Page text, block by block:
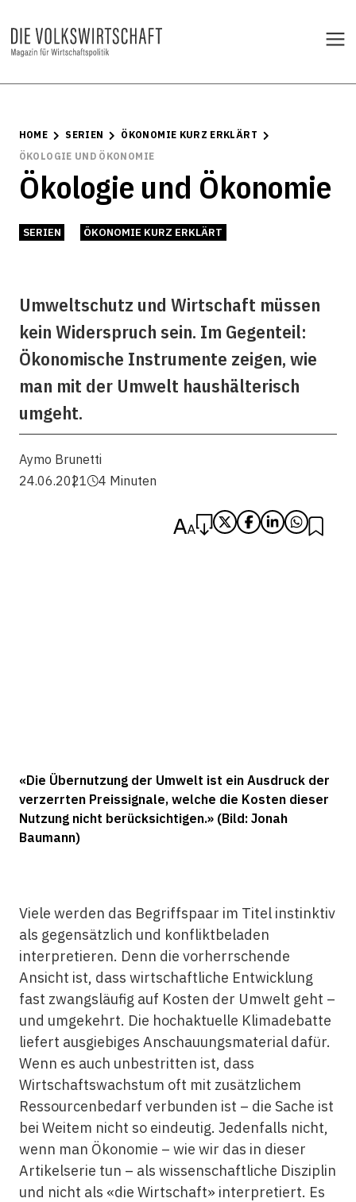
HOME SERIEN
ÖKONOMIE KURZ ERKLÄRT
ÖKOLOGIE UND ÖKONOMIE
Ökologie und Ökonomie
SERIEN ÖKONOMIE KURZ ERKLÄRT
Umweltschutz und Wirtschaft müssen
kein Widerspruch sein. Im Gegenteil:
Ökonomische Instrumente zeigen, wie
man mit der Umwelt haushälterisch
umgeht.
Aymo Brunetti
24.06.2021
4 Minuten
«Die Übernutzung der Umwelt ist ein Ausdruck der
verzerrten Preissignale, welche die Kosten dieser
Nutzung nicht berücksichtigen.» (Bild: Jonah
Baumann)
Viele werden das Begriffspaar im Titel instinktiv
als gegensätzlich und konfliktbeladen
interpretieren. Denn die vorherrschende
Ansicht ist, dass wirtschaftliche Entwicklung
fast zwangsläufig auf Kosten der Umwelt geht –
und umgekehrt. Die hochaktuelle Klimadebatte
liefert ausgiebiges Anschauungsmaterial dafür.
Wenn es auch unbestritten ist, dass
Wirtschaftswachstum oft mit zusätzlichem
Ressourcenbedarf verbunden ist – die Sache ist
bei Weitem nicht so eindeutig. Jedenfalls nicht,
wenn man Ökonomie – wie wir das in dieser
Artikelserie tun – als wissenschaftliche Disziplin
und nicht als «die Wirtschaft» interpretiert. Es